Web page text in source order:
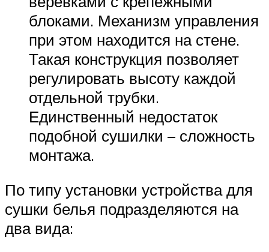
блоками. Механизм управления
при этом находится на стене.
Такая конструкция позволяет
регулировать высоту каждой
отдельной трубки.
Единственный недостаток
подобной сушилки – сложность
монтажа.
По типу установки устройства для
сушки белья подразделяются на
два вида: